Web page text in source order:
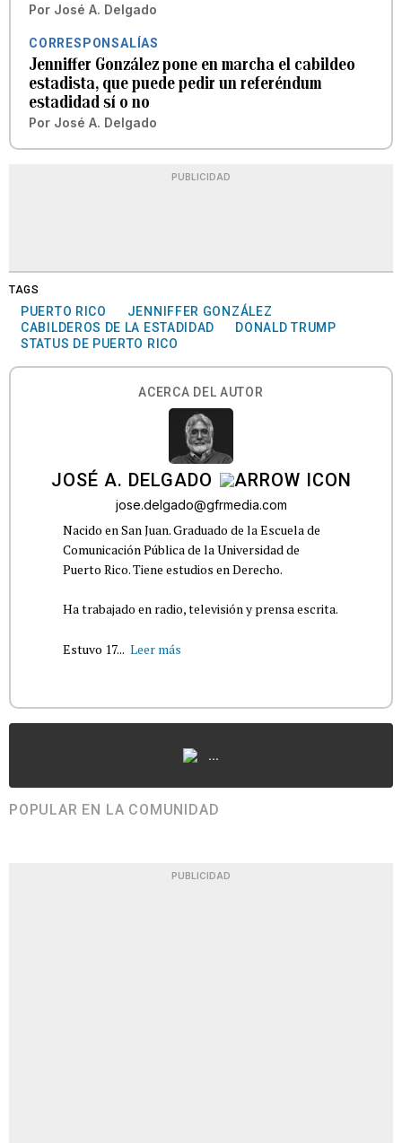
Por José A. Delgado
CORRESPONSALÍAS
Jenniffer González pone en marcha el cabildeo
estadista, que puede pedir un referéndum
estadidad sí o no
Por José A. Delgado
PUBLICIDAD
TAGS
PUERTO RICO
JENNIFFER GONZÁLEZ
CABILDEROS DE LA ESTADIDAD
DONALD TRUMP
STATUS DE PUERTO RICO
ACERCA DEL AUTOR
JOSÉ A. DELGADO
jose.delgado@gfrmedia.com
Nacido en San Juan. Graduado de la Escuela de
Comunicación Pública de la Universidad de
Puerto Rico. Tiene estudios en Derecho.
Ha trabajado en radio, televisión y prensa escrita.
Estuvo 17... Leer más
...
POPULAR EN LA COMUNIDAD
PUBLICIDAD